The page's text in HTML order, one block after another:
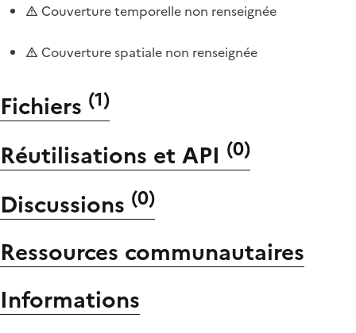
Couverture temporelle non renseignée
Couverture spatiale non renseignée
Fichiers (1)
Réutilisations et API (0)
Discussions (0)
Ressources communautaires
Informations